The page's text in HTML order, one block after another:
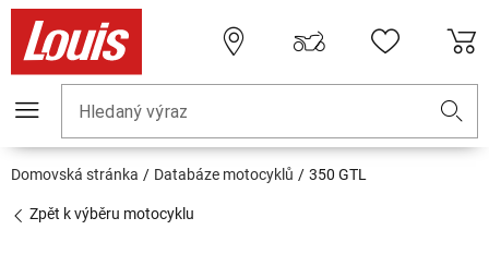
Hledaný výraz
Domovská stránka Databáze motocyklů 350 GTL
Zpět k výběru motocyklu